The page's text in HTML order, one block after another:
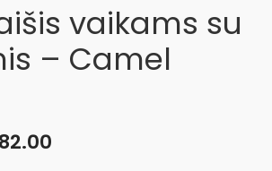
vaikams su
– Camel
82.00